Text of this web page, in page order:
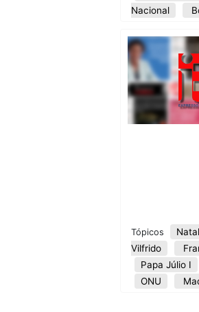
Nacional
Tópicos Natal
Vilfrido
Papa Júlio I
ONU